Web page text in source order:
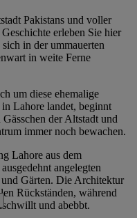
Pakistans und voller
erleben Sie hier
in der ummauerten
in weite Ferne
um diese ehemalige
Lahore landet, beginnt
der Altstadt und
immer noch bewachen.
Lahore aus dem
angelegten
Gärten. Die Architektur
Rückständen, während
und abebbt.